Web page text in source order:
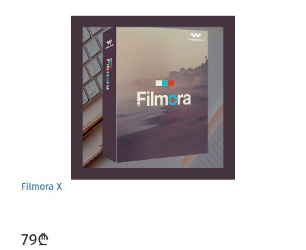
Games for Mac
Filmora X
79₾